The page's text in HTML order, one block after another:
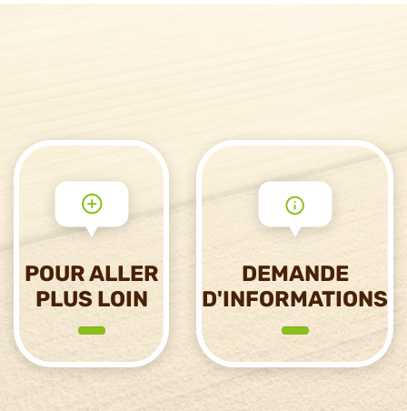
POUR ALLER
PLUS LOIN
DEMANDE
D'INFORMATIONS